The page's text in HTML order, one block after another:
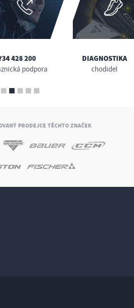
428 200
podpora
DIAGNOSTIKA
chodidel
PRODEJCE TĚCHTO ZNAČEK